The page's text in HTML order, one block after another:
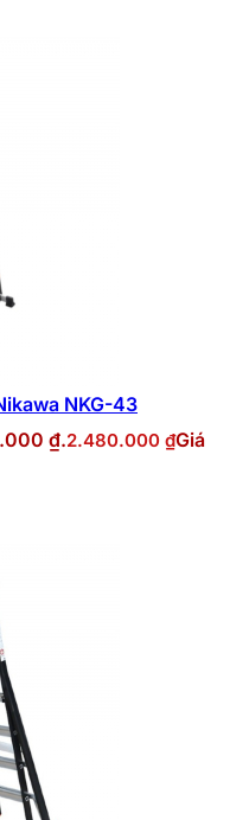
NKG-43
₫.2.480.000 ₫Giá